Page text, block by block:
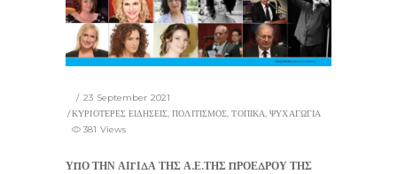
23 September 2021
ΚΥΡΙΟΤΕΡΕΣ ΕΙΔΗΣΕΙΣ,ΠΟΛΙΤΙΣΜΟΣ,ΤΟΠΙΚΑ,ΨΥΧΑΓΩΓΙΑ
381 Views
ΥΠΟ ΤΗΝ ΑΙΓΙΔΑ ΤΗΣ Α.Ε.ΤΗΣ ΠΡΟΕΔΡΟΥ ΤΗΣ